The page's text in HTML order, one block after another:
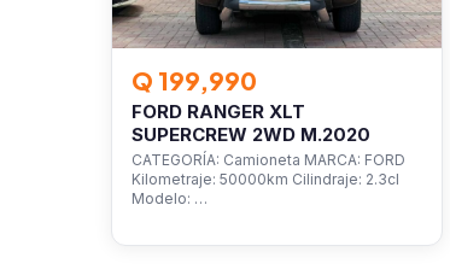
Q 199,990
FORD RANGER XLT
SUPERCREW 2WD M.2020
CATEGORÍA: Camioneta MARCA: FORD
Kilometraje: 50000km Cilindraje: 2.3cl
Modelo: …